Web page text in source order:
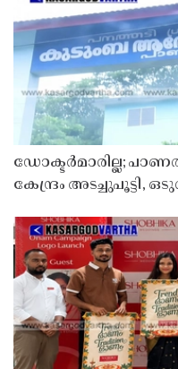
ഡോക്ടർമാരില്ല;
കേന്ദ്രം അടച്ചുപൂട്ടി,